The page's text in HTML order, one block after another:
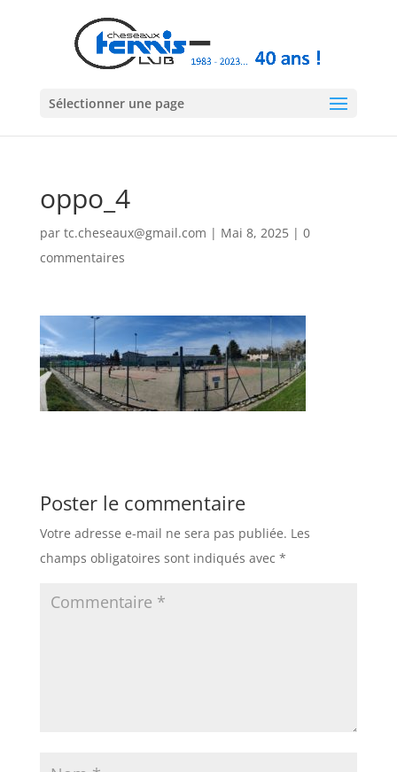
Sélectionner une page
oppo_4
par tc.cheseaux@gmail.com | Mai 8, 2025| 0
commentaires
Poster le commentaire
Votre adresse e-mail ne sera pas publiée. Les
champs obligatoires sont indiqués avec *